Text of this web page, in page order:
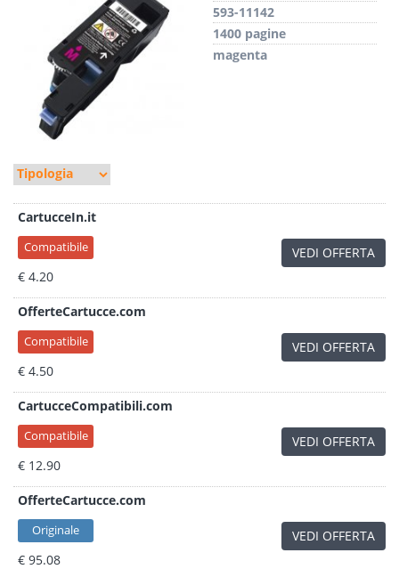
593-11142
1400 pagine
magenta
CartucceIn.it
Compatibile
€ 4.20
VEDI OFFERTA
OfferteCartucce.com
Compatibile
€ 4.50
VEDI OFFERTA
CartucceCompatibili.com
Compatibile
€ 12.90
VEDI OFFERTA
OfferteCartucce.com
Originale
€ 95.08
VEDI OFFERTA